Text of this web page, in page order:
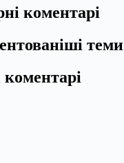
коментарі
теми